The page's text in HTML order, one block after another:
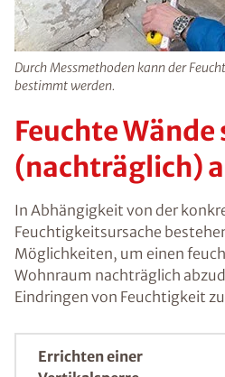
effektiv vor weiteren
schützen.
Unangenehme und muffige
relative Raumluftfeuchtigkeit
Salzablagerungen können
dass der Feuchtigkeitsgehalt
hoch ist. Zum Bestimmen der
einer Wand haben sich
Feuchtemessverfahren